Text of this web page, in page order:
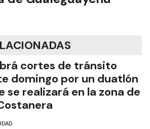
cortes de tránsito
domingo por un duatlón
se realizará en la zona de